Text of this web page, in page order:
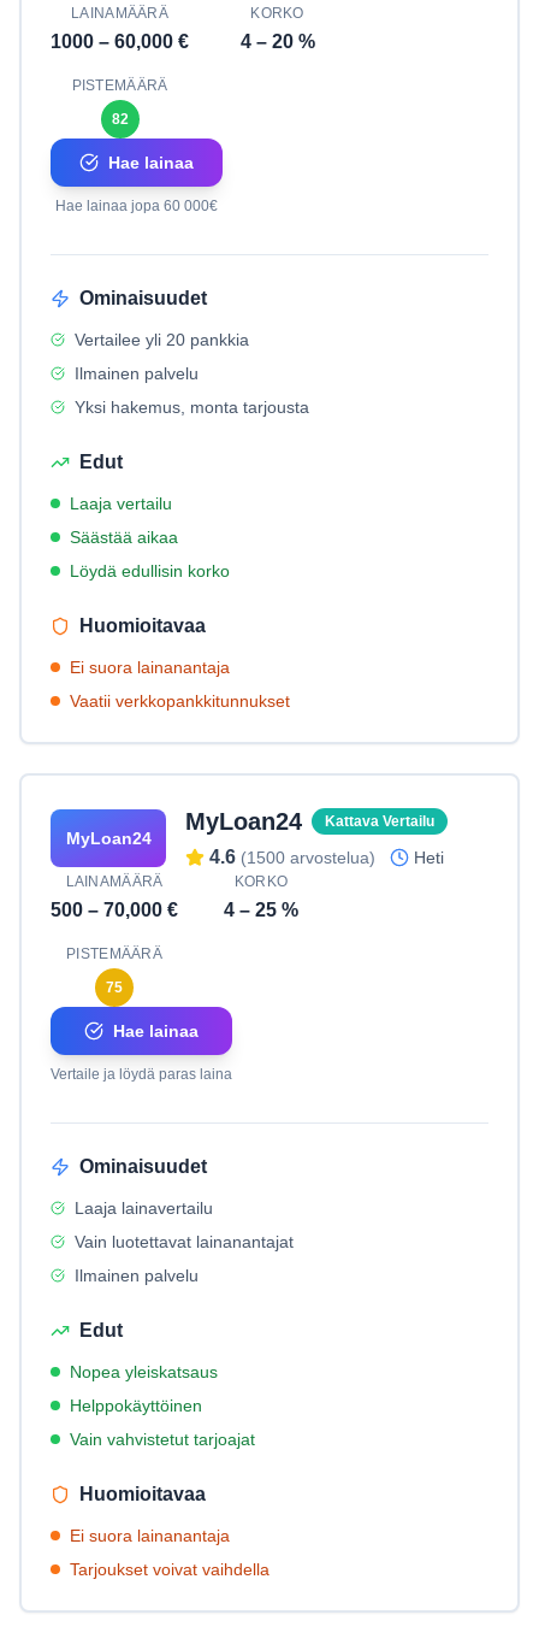
LAINAMÄÄRÄ
1000 – 60,000 €
KORKO
4– 20%
PISTEMÄÄRÄ
82
Hae lainaa
Hae lainaa jopa 60 000€
Ominaisuudet
Vertailee yli 20 pankkia
Ilmainen palvelu
Yksi hakemus, monta tarjousta
Edut
Laaja vertailu
Säästää aikaa
Löydä edullisin korko
Huomioitavaa
Ei suora lainanantaja
Vaatii verkkopankkitunnukset
MyLoan24
MyLoan24 Kattava Vertailu
4.6 (1500 arvostelua) Heti
LAINAMÄÄRÄ
500 – 70,000 €
KORKO
4 – 25 %
PISTEMÄÄRÄ
75
Hae lainaa
Vertaile ja löydä paras laina
Ominaisuudet
Laaja lainavertailu
Vain luotettavat lainanantajat
Ilmainen palvelu
Edut
Nopea yleiskatsaus
Helppokäyttöinen
Vain vahvistetut tarjoajat
Huomioitavaa
Ei suora lainanantaja
Tarjoukset voivat vaihdella